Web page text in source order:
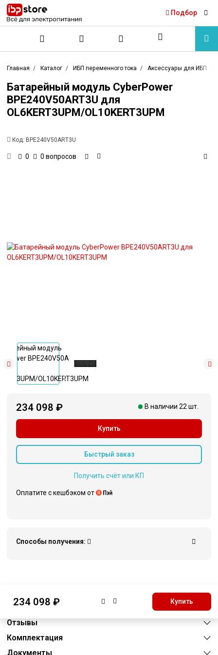
Подбор
Главная Каталог ИБП переменного тока Аксессуары для ИБП
Батарейный модуль CyberPower
BPE240V50ART3U для
OL6KERT3UPM/OL10KERT3UPM
Код: BPE240V50ART3U
0 0 вопросов
234 098 ₽ В наличии 22 шт.
Купить
Быстрый заказ
Получить счёт или КП
Оплатите c кешбэком от
Способы получения:
234 098 ₽ Купить
Характеристики
Отзывы
Комплектация
Документы